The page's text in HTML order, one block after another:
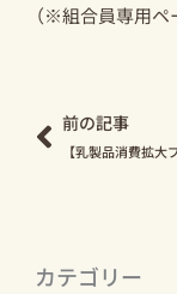
カテゴリー
（※組合員専用ペ
前の記事